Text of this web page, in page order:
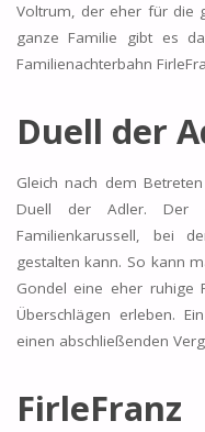
Voltrum, der eher für die
ganze Familie gibt es
Familienachterbahn
Duell der
Gleich nach dem
Duell der Adler. Der
Familienkarussell, bei
gestalten kann. So kann
Gondel eine eher ruhige
Überschlägen erleben.
einen abschließenden
FirleFranz